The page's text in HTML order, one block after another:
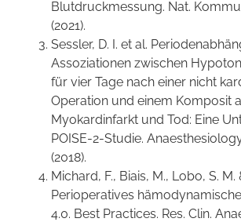
Blutdruckmessung. Nat.
(2021).
Sessler, D. I. et al.
Assoziationen zwischen
für vier Tage nach einer nicht
Operation und einem Komposit
Myokardinfarkt und Tod: Eine
POISE-2-Studie.
(2018).
Michard, F., Biais, M., Lobo, S. M.
Perioperatives
4.0. Best Practices. Res. Clin.